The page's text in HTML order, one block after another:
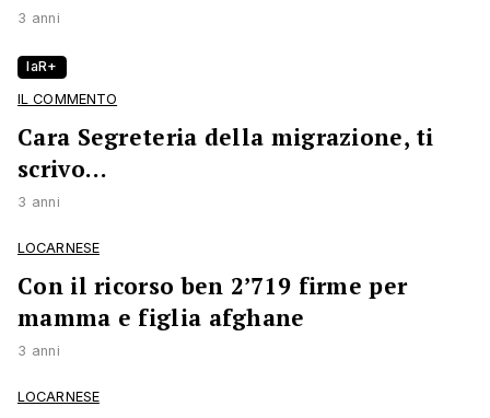
3 anni
laR+
IL COMMENTO
Cara Segreteria della migrazione, ti
scrivo…
3 anni
LOCARNESE
Con il ricorso ben 2’719 firme per
mamma e figlia afghane
3 anni
LOCARNESE